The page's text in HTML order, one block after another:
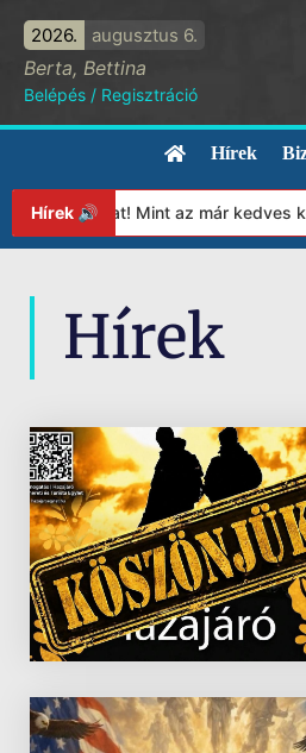
2026. augusztus 6.
Berta, Bettina
Belépés / Regisztráció
Hírek
Hírek 🔊Mint az már kedves
Hírek